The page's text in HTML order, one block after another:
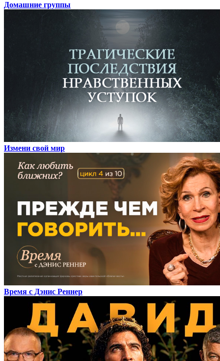
Домашние группы
Измени свой мир
Время с Дэнис Реннер